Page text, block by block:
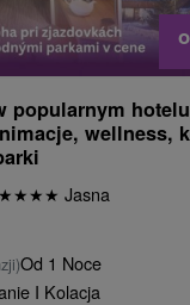
popularnym
wellness,
★★★★ Jasna
Od 1 Noce
I Kolacja